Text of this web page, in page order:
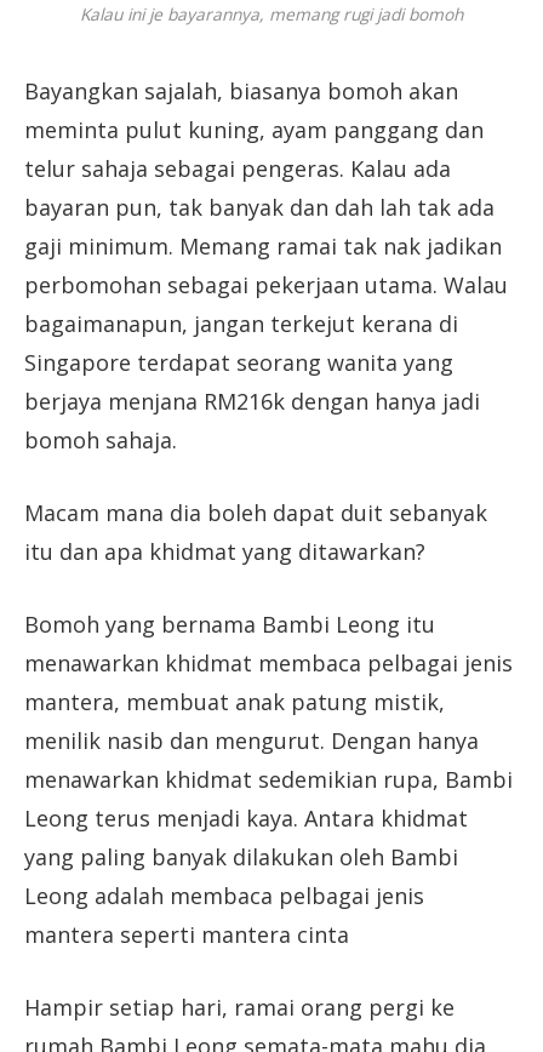
Kalau ini je bayarannya, memang rugi jadi bomoh
Bayangkan sajalah, biasanya bomoh akan
meminta pulut kuning, ayam panggang dan
telur sahaja sebagai pengeras. Kalau ada
bayaran pun, tak banyak dan dah lah tak ada
gaji minimum. Memang ramai tak nak jadikan
perbomohan sebagai pekerjaan utama. Walau
bagaimanapun, jangan terkejut kerana di
Singapore terdapat seorang wanita yang
berjaya menjana RM216k dengan hanya jadi
bomoh sahaja.
Macam mana dia boleh dapat duit sebanyak
itu dan apa khidmat yang ditawarkan?
Bomoh yang bernama Bambi Leong itu
menawarkan khidmat membaca pelbagai jenis
mantera, membuat anak patung mistik,
menilik nasib dan mengurut. Dengan hanya
menawarkan khidmat sedemikian rupa, Bambi
Leong terus menjadi kaya. Antara khidmat
yang paling banyak dilakukan oleh Bambi
Leong adalah membaca pelbagai jenis
mantera seperti mantera cinta
Hampir setiap hari, ramai orang pergi ke
rumah Bambi Leong semata-mata mahu dia